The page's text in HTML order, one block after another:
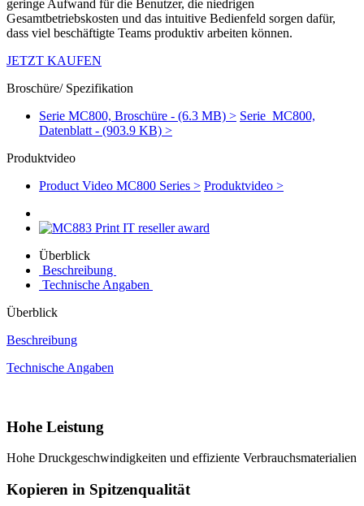
geringe Aufwand für die Benutzer, die niedrigen
Gesamtbetriebskosten und das intuitive Bedienfeld sorgen dafür,
dass viel beschäftigte Teams produktiv arbeiten können.
JETZT KAUFEN
Broschüre/ Spezifikation
Serie MC800, Broschüre - (6.3 MB) > Serie MC800,
Datenblatt - (903.9 KB) >
Produktvideo
Product Video MC800 Series > Produktvideo >
Überblick
Beschreibung
Technische Angaben
Überblick
Beschreibung
Technische Angaben
Hohe Leistung
Hohe Druckgeschwindigkeiten und effiziente Verbrauchsmaterialien
Kopieren in Spitzenqualität